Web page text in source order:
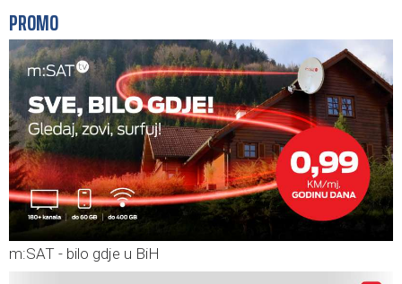
PROMO
m:SAT - bilo gdje u BiH